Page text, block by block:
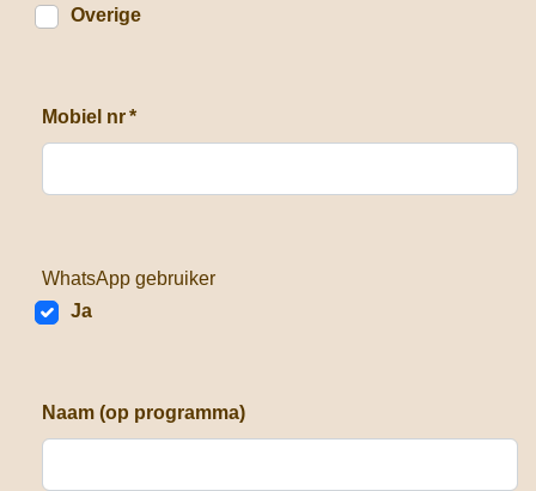
Overige
Mobiel nr*
WhatsApp gebruiker
Ja
Naam (op programma)